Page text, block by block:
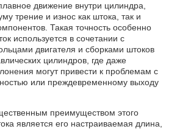
движение внутри цилиндра,
трение и износ как штока, так и
Такая точность особенно
используется в сочетании с
двигателя и сборками штоков
цилиндров, где даже
могут привести к проблемам с
или преждевременному выходу
преимуществом этого
является его настраиваемая длина,